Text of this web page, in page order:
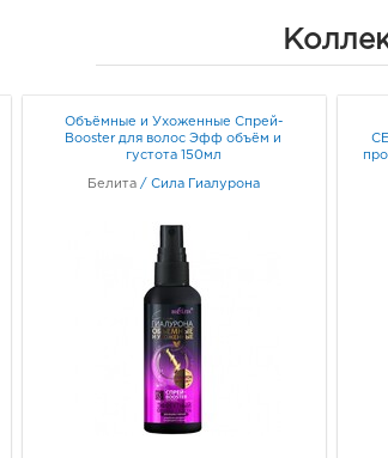
Объёмные и Ухоженные Спрей-
Booster для волос Эфф объём и
густота 150мл
Белита /Сила Гиалурона